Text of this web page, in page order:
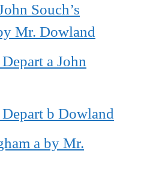
Souch’s
Mr. Dowland
a John
b Dowland
a by Mr.